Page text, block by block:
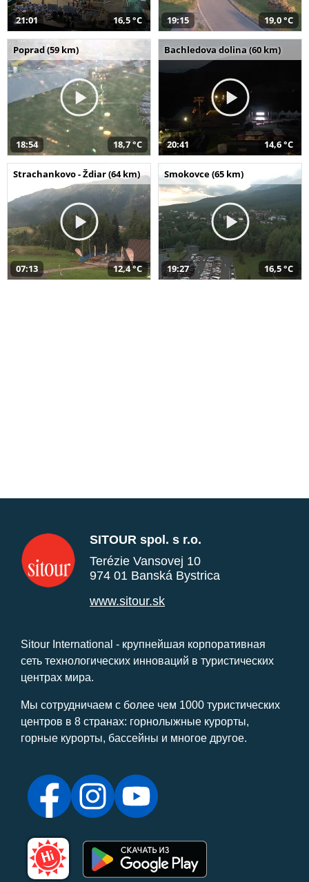
21:01 16,5 °C 19:15 19,0 °C
Poprad (59 km)
18:54 18,7 °C
Bachledova dolina (60 km)
20:41 14,6 °C
Strachankovo - Ždiar (64 km)
07:13 12,4 °C
Smokovce (65 km)
19:27 16,5 °C
SITOUR spol. s r.o.
Terézie Vansovej 10
974 01 Banská Bystrica
www.sitour.sk
Sitour International - крупнейшая корпоративная
сеть технологических инноваций в туристических
центрах мира.
Мы сотрудничаем с более чем 1000 туристических
центров в 8 странах: горнолыжные курорты,
горные курорты, бассейны и многое другое.